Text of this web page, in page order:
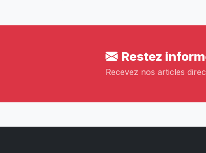
Restez
Recevez nos articles